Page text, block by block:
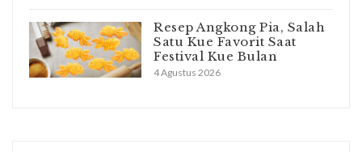
Resep Angkong Pia, Salah
Satu Kue Favorit Saat
Festival Kue Bulan
4 Agustus 2026